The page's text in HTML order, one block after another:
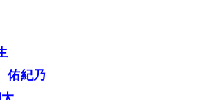
佑紀乃